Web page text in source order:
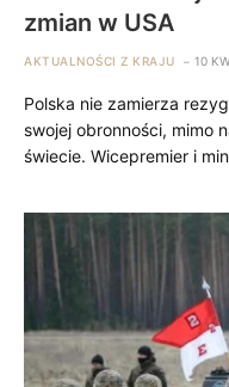
zmian w USA
AKTUALNOŚCI Z KRAJU 10
Polska nie zamierza
swojej obronności, mimo
świecie. Wicepremier i